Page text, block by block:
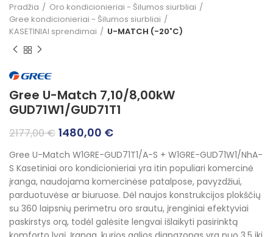
Pradžia
Oro kondicionieriai - Šilumos siurbliai
Gree kondicionieriai - Šilumos siurbliai
KASETINIAI sprendimai
U-MATCH (-20˚C)
Gree U-Match 7,10/8,00kW
GUD71W1/GUD71T1
2177,00€ Original
was:
2177,00 €.
1480,00 €Current
is:
1480,00 €.
Gree U-Match W1GRE-GUD71T1/A-S + W1GRE-GUD71W1/NhA-
S Kasetiniai oro kondicionieriai yra itin populiari komercinė
įranga, naudojama komercinėse patalpose, pavyzdžiui,
parduotuvėse ar biuruose. Dėl naujos konstrukcijos plokščių
su 360 laipsnių perimetru oro srautu, įrenginiai efektyviai
paskirstys orą, todėl galėsite lengvai išlaikyti pasirinktą